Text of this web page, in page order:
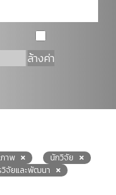
ล้างค่า
าพ
นักวิจัย
วิจัยและพัฒนา